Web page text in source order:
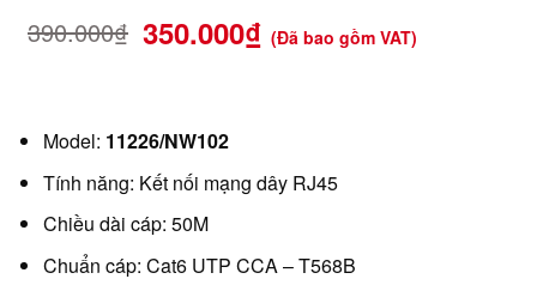
390.000₫ 350.000₫ (Đã bao gồm VAT)
Model: 11226/NW102
Tính năng: Kết nối mạng dây RJ45
Chiều dài cáp: 50M
Chuẩn cáp: Cat6 UTP CCA – T568B